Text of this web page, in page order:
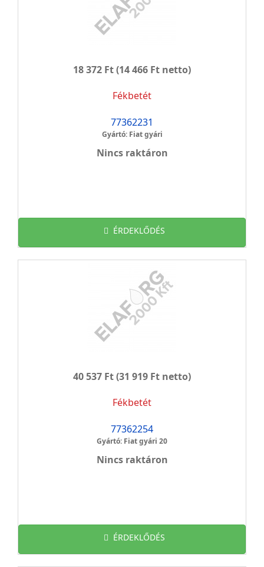
18 372 Ft(14 466 Ft netto)
Fékbetét
77362231
Gyártó: Fiat gyári
Nincs raktáron
ÉRDEKLŐDÉS
40 537 Ft(31 919 Ft netto)
Fékbetét
77362254
Gyártó: Fiat gyári 20
Nincs raktáron
ÉRDEKLŐDÉS